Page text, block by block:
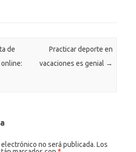
de
online:
Practicar deporte en
vacaciones es genial →
no será publicada. Los